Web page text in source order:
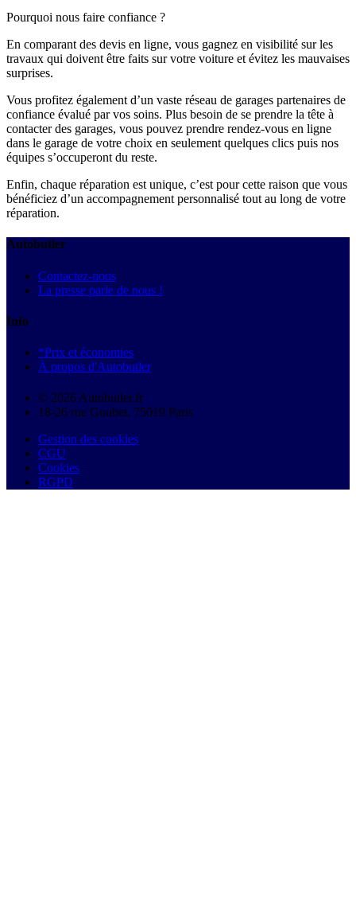
Pourquoi nous faire confiance ?
En comparant des devis en ligne, vous gagnez en visibilité sur les
travaux qui doivent être faits sur votre voiture et évitez les mauvaises
surprises.
Vous profitez également d’un vaste réseau de garages partenaires de
confiance évalué par vos soins. Plus besoin de se prendre la tête à
contacter des garages, vous pouvez prendre rendez-vous en ligne
dans le garage de votre choix en seulement quelques clics puis nos
équipes s’occuperont du reste.
Enfin, chaque réparation est unique, c’est pour cette raison que vous
bénéficiez d’un accompagnement personnalisé tout au long de votre
réparation.
Autobutler
Contactez-nous
La presse parle de nous !
Info
*Prix et économies
À propos d'Autobutler
© 2026 Autobutler.fr
18-26 rue Goubet, 75019 Paris
Gestion des cookies
CGU
Cookies
RGPD